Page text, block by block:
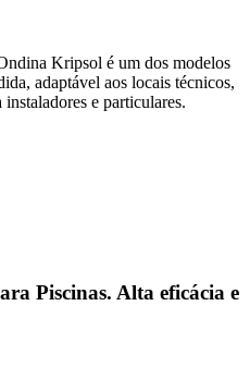
Kripsol é um dos modelos
adaptável aos locais técnicos,
e particulares.
Piscinas. Alta eficácia e